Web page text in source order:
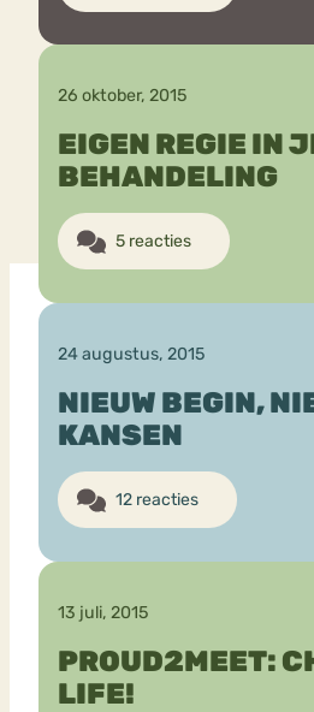
26 oktober, 2015
EIGEN REGIE IN
BEHANDELING
5 reacties
24 augustus, 2015
NIEUW BEGIN,
KANSEN
12 reacties
13 juli, 2015
PROUD2MEET:
LIFE!